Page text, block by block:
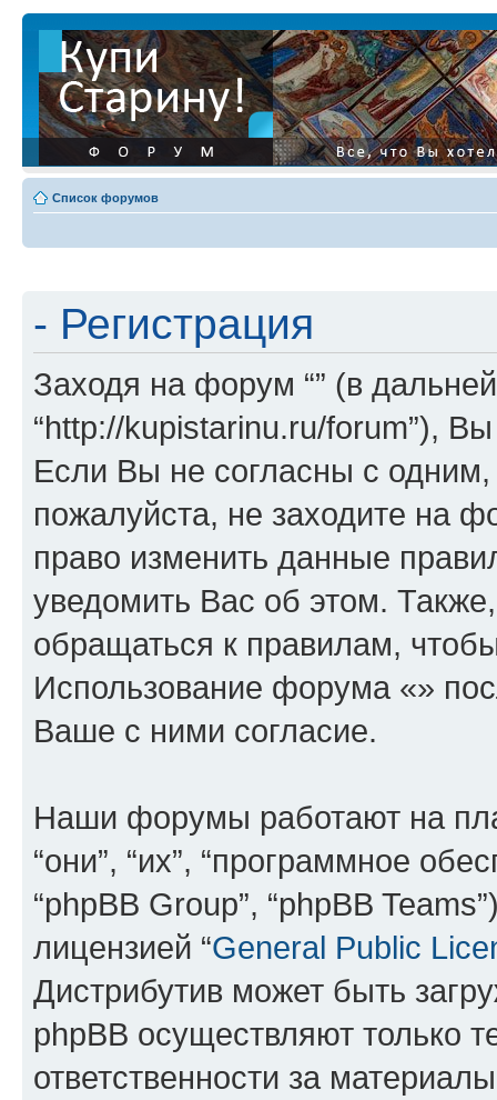
Список форумов
- Регистрация
Заходя на форум “” (в
“http://kupistarinu.ru/forum”),
Если Вы не согласны с
пожалуйста, не заходите на
право изменить данные
уведомить Вас об этом.
обращаться к правилам,
Использование форума «»
Ваше с ними согласие.
Наши форумы работают на
“они”, “их”, “программное
“phpBB Group”, “phpBB
лицензией “General Public
Дистрибутив может быть
phpBB осуществляют только
ответственности за